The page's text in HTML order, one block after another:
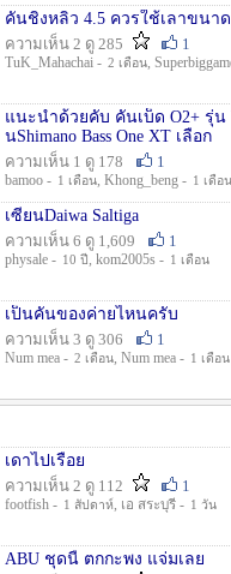
คันชิงหลิว 4.5 ควรใช้เลาขนา
ความเห็น 2 ดู 285
1
TuK_Mahachai - 2 เดือน,
แนะนำด้วยคับ คันเบ็ด O2+ รุ่น
นShimano Bass One XT เลือก
ความเห็น 1 ดู 178
1
bamoo - 1 เดือน, Khong_beng - 1 เดือน
เซียนDaiwa Saltiga
ความเห็น 6 ดู 1,609
1
physale - 10 ปี , kom2005s - 1 เดือน
เป็นคันของค่ายไหนครับ
ความเห็น 3 ดู 306
1
Num mea - 2 เดือน, Num mea - 1 เดือน
เดาไปเรื่อย
ความเห็น 2 ดู 112
1
footfish - 1 สัปดาห์, เอ สระบุรี - 1 วัน
ABU ชุดนี้ ตกกะพง แจ่มเลย